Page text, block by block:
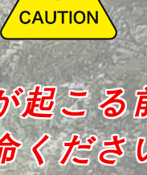
起こる
くださ